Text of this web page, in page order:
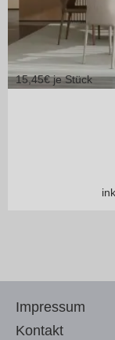
15,45€ je Stück
Impressum
Kontakt